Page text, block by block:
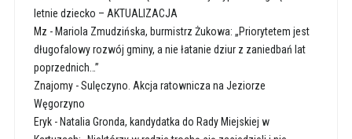
letnie dziecko – AKTUALIZACJA
Mz - Mariola Zmudzińska, burmistrz Żukowa: „Priorytetem jest
długofalowy rozwój gminy, a nie łatanie dziur z zaniedbań lat
poprzednich…”
Znajomy-Sulęczyno. Akcja ratownicza na Jeziorze
Węgorzyno
Eryk- Natalia Gronda, kandydatka do Rady Miejskiej w